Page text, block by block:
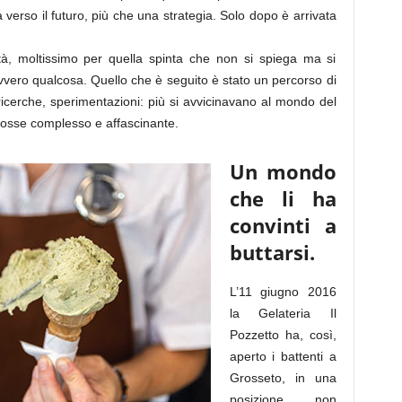
il futuro, più che una strategia. Solo dopo è arrivata
moltissimo per quella spinta che non si spiega ma si
qualcosa. Quello che è seguito è stato un percorso di
sperimentazioni: più si avvicinavano al mondo del
complesso e affascinante.
Un mondo
che li ha
convinti a
buttarsi.
L’11 giugno 2016
la Gelateria Il
Pozzetto ha, così,
aperto i battenti a
Grosseto, in una